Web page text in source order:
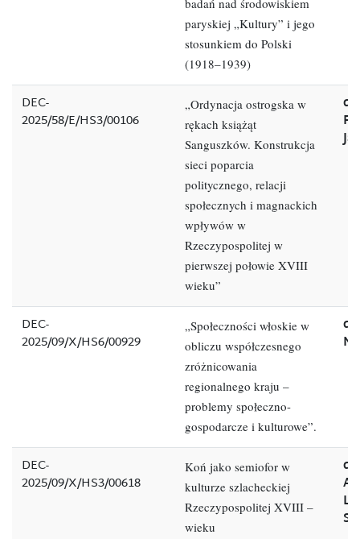
badań nad środowiskiem
paryskiej „Kultury” i jego
stosunkiem do Polski
(1918–1939)
DEC-
2025/58/E/HS3/00106
„Ordynacja ostrogska w
rękach książąt
Sanguszków. Konstrukcja
sieci poparcia
politycznego, relacji
społecznych i magnackich
wpływów w
Rzeczypospolitej w
pierwszej połowie XVIII
wieku”
dr
DEC-
2025/09/X/HS6/00929
„Społeczności włoskie w
obliczu współczesnego
zróżnicowania
regionalnego kraju –
problemy społeczno-
gospodarcze i kulturowe”.
dr
DEC-
2025/09/X/HS3/00618
Koń jako semiofor w
kulturze szlacheckiej
Rzeczypospolitej XVIII –
wieku
dr